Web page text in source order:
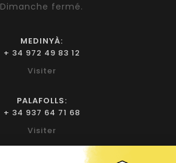
Dimanche fermé.
MEDINYÀ:
+ 34 972 49 83 12
Visiter
PALAFOLLS:
+ 34 937 64 71 68
Visiter